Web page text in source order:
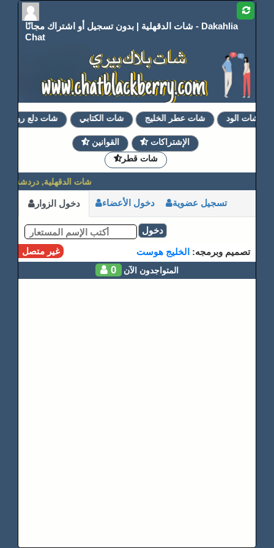
شات الدقهلية | بدون تسجيل أو اشتراك مجانًا - Dakahlia
Chat
شات دلع روحي شات الكتابي شات عطر الخليج شات الود
القوانين
الإشتراكات
شات قطر
شات الدقهلية, دردشة
دخول الزوار دخول الأعضاء تسجيل عضوية
دخول
غير متصل
تصميم وبرمجه: الخليج هوست
0 المتواجدون الآن